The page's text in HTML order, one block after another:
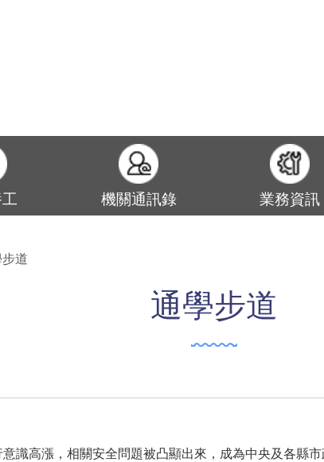
機關通訊錄 業務資訊
道
通學步道
識高漲，相關安全問題被凸顯出來，成為中央及各縣